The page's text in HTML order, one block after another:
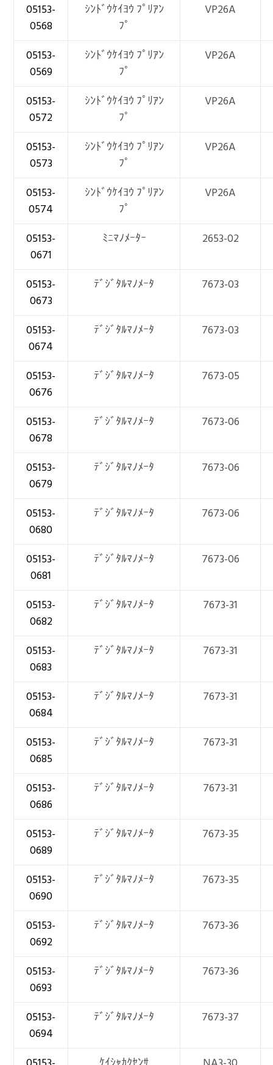
05153-
0568
ｼﾝﾄﾞｳｹｲﾖｳ ﾌﾟﾘｱﾝ
ﾌﾟ
VP26A
05153-
0569
ｼﾝﾄﾞｳｹｲﾖｳ ﾌﾟﾘｱﾝ
ﾌﾟ
VP26A
05153-
0572
ｼﾝﾄﾞｳｹｲﾖｳ ﾌﾟﾘｱﾝ
ﾌﾟ
VP26A
05153-
0573
ｼﾝﾄﾞｳｹｲﾖｳ ﾌﾟﾘｱﾝ
ﾌﾟ
VP26A
05153-
0574
ｼﾝﾄﾞｳｹｲﾖｳ ﾌﾟﾘｱﾝ
ﾌﾟ
VP26A
05153-
0671
ﾐﾆﾏﾉﾒｰﾀｰ 2653-02
05153-
0673
ﾃﾞｼﾞﾀﾙﾏﾉﾒｰﾀ 7673-03
05153-
0674
ﾃﾞｼﾞﾀﾙﾏﾉﾒｰﾀ 7673-03
05153-
0676
ﾃﾞｼﾞﾀﾙﾏﾉﾒｰﾀ 7673-05
05153-
0678
ﾃﾞｼﾞﾀﾙﾏﾉﾒｰﾀ 7673-06
05153-
0679
ﾃﾞｼﾞﾀﾙﾏﾉﾒｰﾀ 7673-06
05153-
0680
ﾃﾞｼﾞﾀﾙﾏﾉﾒｰﾀ 7673-06
05153-
0681
ﾃﾞｼﾞﾀﾙﾏﾉﾒｰﾀ 7673-06
05153-
0682
ﾃﾞｼﾞﾀﾙﾏﾉﾒｰﾀ 7673-31
05153-
0683
ﾃﾞｼﾞﾀﾙﾏﾉﾒｰﾀ 7673-31
05153-
0684
ﾃﾞｼﾞﾀﾙﾏﾉﾒｰﾀ 7673-31
05153-
0685
ﾃﾞｼﾞﾀﾙﾏﾉﾒｰﾀ 7673-31
05153-
0686
ﾃﾞｼﾞﾀﾙﾏﾉﾒｰﾀ 7673-31
05153-
0689
ﾃﾞｼﾞﾀﾙﾏﾉﾒｰﾀ 7673-35
05153-
0690
ﾃﾞｼﾞﾀﾙﾏﾉﾒｰﾀ 7673-35
05153-
0692
ﾃﾞｼﾞﾀﾙﾏﾉﾒｰﾀ 7673-36
05153-
0693
ﾃﾞｼﾞﾀﾙﾏﾉﾒｰﾀ 7673-36
05153-
0694
ﾃﾞｼﾞﾀﾙﾏﾉﾒｰﾀ 7673-37